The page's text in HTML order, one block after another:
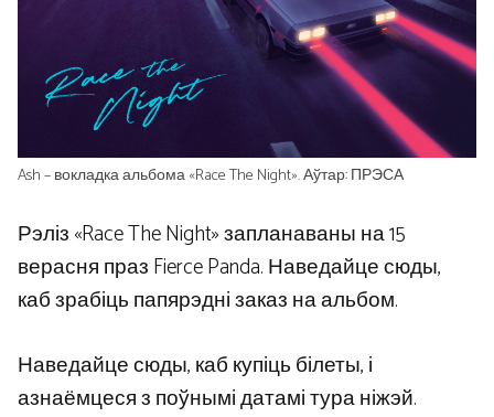
Ash – вокладка альбома «Race The Night». Аўтар: ПРЭСА
Рэліз «Race The Night» запланаваны на 15
верасня праз Fierce Panda. Наведайце сюды,
каб зрабіць папярэдні заказ на альбом.
Наведайце сюды, каб купіць білеты, і
азнаёмцеся з поўнымі датамі тура ніжэй.